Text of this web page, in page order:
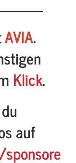
AVIA.
Klick.
auf